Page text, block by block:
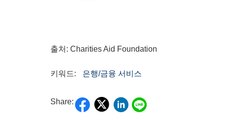
출처: Charities Aid Foundation
키워드: 은행/금융 서비스
Share: